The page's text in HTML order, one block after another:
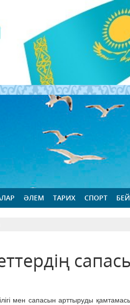
ӘЛЕМ ТАРИХ СПОРТ
мен сапасын арттыруды